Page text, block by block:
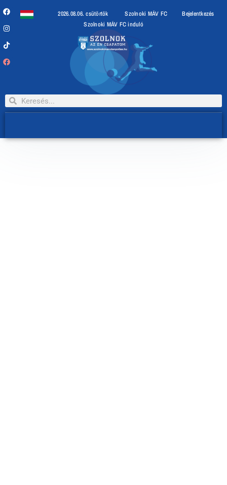
2026.08.06. csütörtök Szolnoki MÁV FC
Bejelentkezés
Szolnoki MÁV FC induló